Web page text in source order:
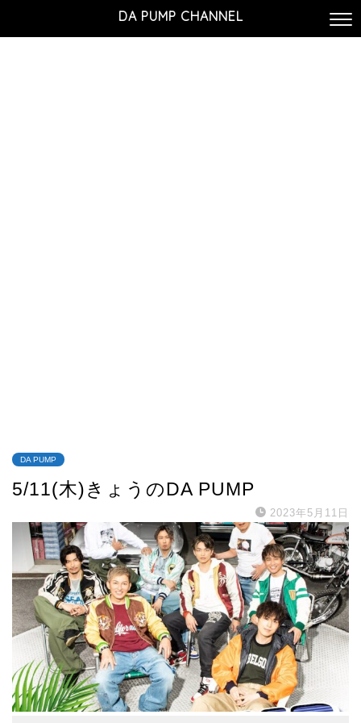
DA PUMP CHANNEL
DA PUMP
5/11(木)きょうのDA PUMP
2023年5月11日